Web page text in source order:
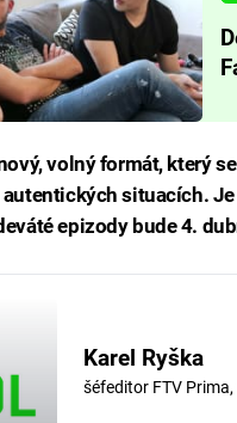
volný formát, který
situacích.
epizody bude 4.
Karel Ryška
šéfeditor FTV Prima,